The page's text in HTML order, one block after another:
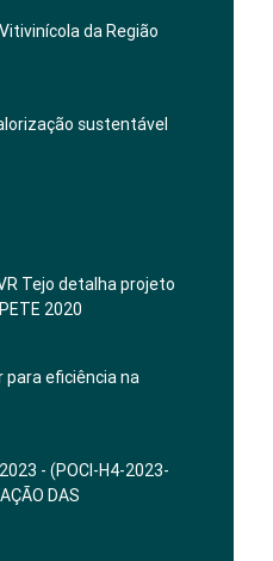
da Região
sustentável
Tejo detalha projeto
2020
para eficiência na
- (POCI-H4-2023-
DAS